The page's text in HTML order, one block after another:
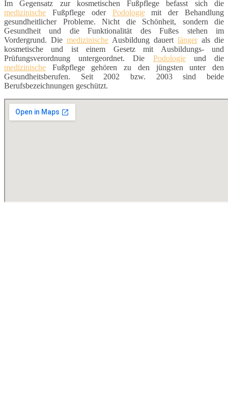
Im Gegensatz zur kosmetischen Fußpflege befasst sich die
medizinische Fußpflege oder Podologiemit der Behandlung
gesundheitlicher Probleme. Nicht die Schönheit, sondern die
Gesundheit und die Funktionalität des Fußes stehen im
Vordergrund. Die medizinische Ausbildung dauert längerals die
kosmetische und ist einem Gesetz mit Ausbildungs- und
Prüfungsverordnung untergeordnet. Die Podologieund die
medizinische Fußpflege gehören zu den jüngsten unter den
Gesundheitsberufen. Seit 2002 bzw. 2003 sind beide
Berufsbezeichnungen geschützt.